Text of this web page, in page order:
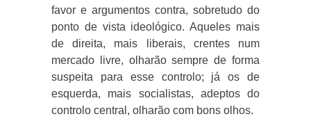
favor e argumentos contra, sobretudo do
ponto de vista ideológico. Aqueles mais
de direita, mais liberais, crentes num
mercado livre, olharão sempre de forma
suspeita para esse controlo; já os de
esquerda, mais socialistas, adeptos do
controlo central, olharão com bons olhos.